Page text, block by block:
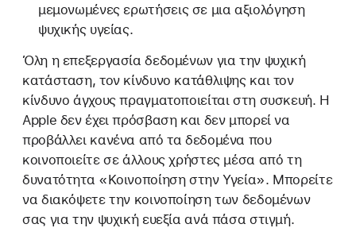
μεμονωμένες ερωτήσεις σε μια αξιολόγηση
ψυχικής υγείας.
Όλη η επεξεργασία δεδομένων για την ψυχική
κατάσταση, τον κίνδυνο κατάθλιψης και τον
κίνδυνο άγχους πραγματοποιείται στη συσκευή. Η
Apple δεν έχει πρόσβαση και δεν μπορεί να
προβάλλει κανένα από τα δεδομένα που
κοινοποιείτε σε άλλους χρήστες μέσα από τη
δυνατότητα «Κοινοποίηση στην Υγεία». Μπορείτε
να διακόψετε την κοινοποίηση των δεδομένων
σας για την ψυχική ευεξία ανά πάσα στιγμή.